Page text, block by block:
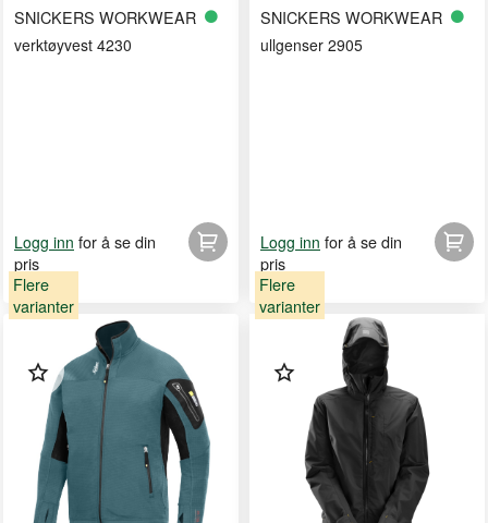
SNICKERS WORKWEAR
verktøyvest 4230
Logg inn for å se din
pris
SNICKERS WORKWEAR
ullgenser 2905
Logg inn for å se din
pris
Flere
varianter
Flere
varianter